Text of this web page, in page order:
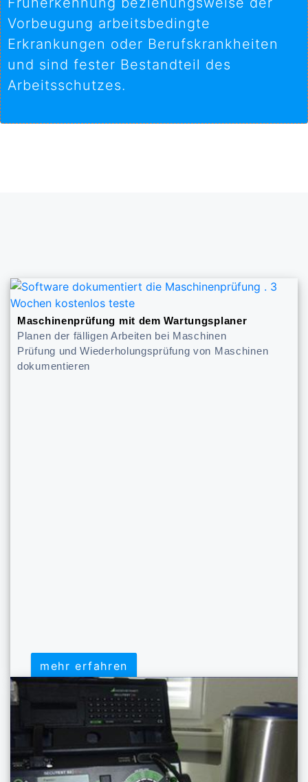
Vorbeugung arbeitsbedingte
Erkrankungen oder Berufskrankheiten
und sind fester Bestandteil des
Arbeitsschutzes.
Maschinenprüfung mit dem Wartungsplaner
Planen der fälligen Arbeiten bei Maschinen
Prüfung und Wiederholungsprüfung von Maschinen
dokumentieren
mehr erfahren
mehr erfahren